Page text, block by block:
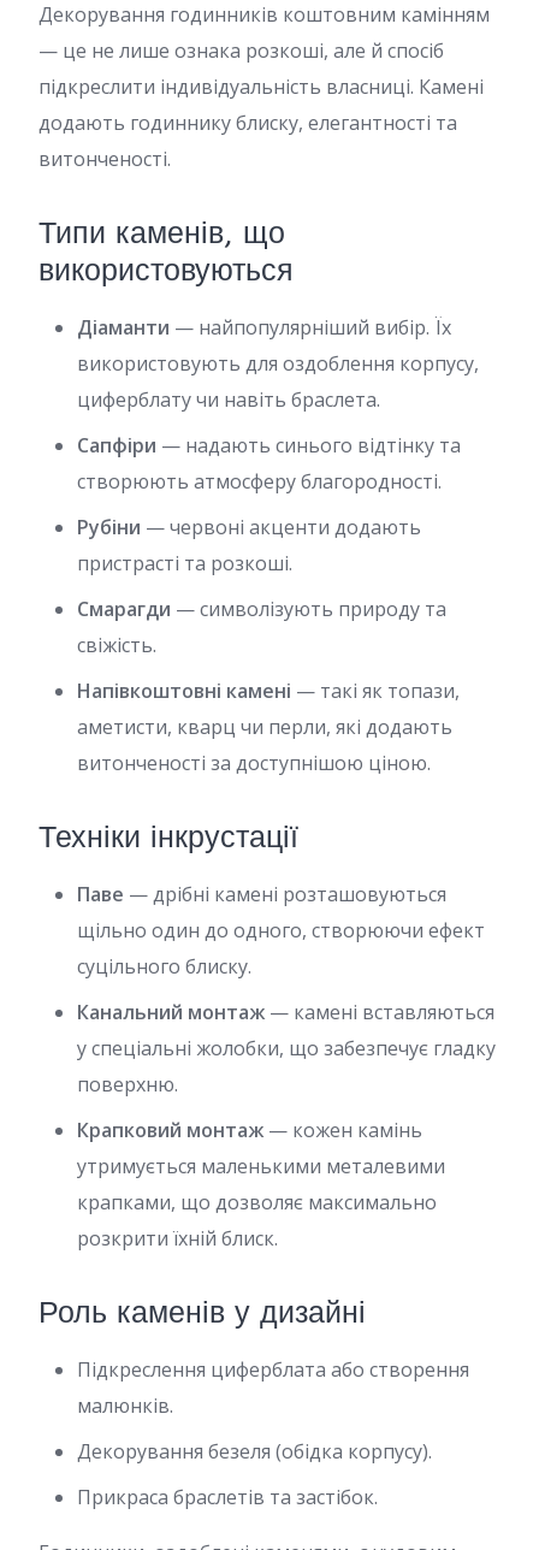
Декорування годинників коштовним камінням
— це не лише ознака розкоші, але й спосіб
підкреслити індивідуальність власниці. Камені
додають годиннику блиску, елегантності та
витонченості.
Типи каменів, що
використовуються
Діаманти — найпопулярніший вибір. Їх
використовують для оздоблення корпусу,
циферблату чи навіть браслета.
Сапфіри — надають синього відтінку та
створюють атмосферу благородності.
Рубіни — червоні акценти додають
пристрасті та розкоші.
Смарагди — символізують природу та
свіжість.
Напівкоштовні камені — такі як топази,
аметисти, кварц чи перли, які додають
витонченості за доступнішою ціною.
Техніки інкрустації
Паве — дрібні камені розташовуються
щільно один до одного, створюючи ефект
суцільного блиску.
Канальний монтаж — камені вставляються
у спеціальні жолобки, що забезпечує гладку
поверхню.
Крапковий монтаж — кожен камінь
утримується маленькими металевими
крапками, що дозволяє максимально
розкрити їхній блиск.
Роль каменів у дизайні
Підкреслення циферблата або створення
малюнків.
Декорування безеля (обідка корпусу).
Прикраса браслетів та застібок.